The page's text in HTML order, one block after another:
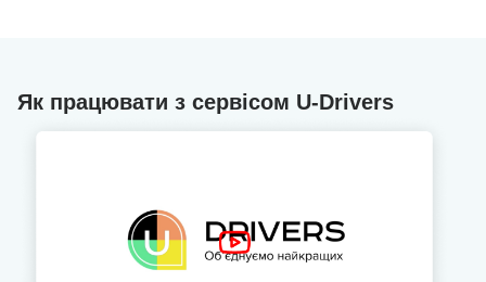
Як працювати з сервісом U-Drivers